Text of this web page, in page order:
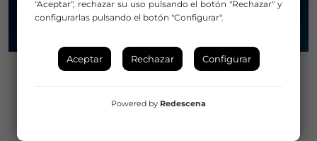
"Aceptar", rechazar su uso pulsando el botón "Rechazar" y
configurarlas pulsando el botón "Configurar".
Aceptar Rechazar Configurar
Powered by Redescena